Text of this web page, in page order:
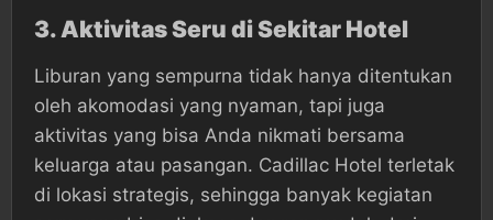
3. Aktivitas Seru di Sekitar Hotel
Liburan yang sempurna tidak hanya ditentukan
oleh akomodasi yang nyaman, tapi juga
aktivitas yang bisa Anda nikmati bersama
keluarga atau pasangan. Cadillac Hotel terletak
di lokasi strategis, sehingga banyak kegiatan